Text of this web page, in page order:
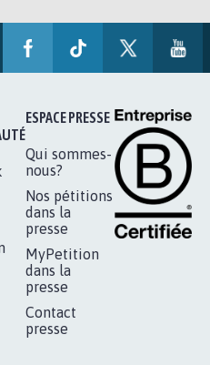
ESPACE PRESSE
Qui sommes-
nous?
Nos pétitions
dans la
presse
MyPetition
dans la
presse
Contact
presse